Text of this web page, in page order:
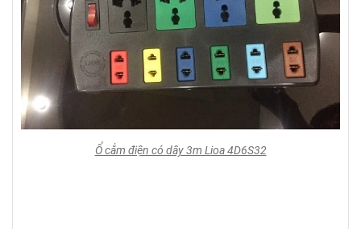
Ổ cắm điện có dây 3m Lioa 4D6S32